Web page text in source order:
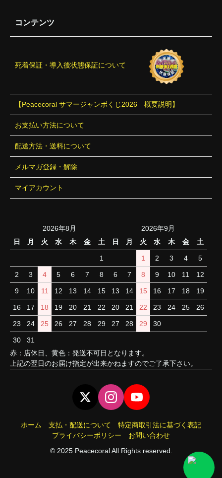
コンテンツ
死着保証・導入後状態保証について
【Peacecoral サマージャンボくじ2026 概要説明】
お支払い方法について
配送方法・送料について
メルマガ登録・解除
マイアカウント
2026年8月
日
月 火 水 木 金 土
1
2 3 4 5 6 7 8
9 10 11 12 13 14 15
16 17 18 19 20 21 22
23 24 25 26 27 28 29
30 31
2026年9月
日
月 火 水 木 金 土
1 2 3 4 5
6 7 8 9 10 11 12
13 14 15 16 17 18 19
20 21 22 23 24 25 26
27 28 29 30
赤：店休日、黄色：発送不可日となります。
上記の翌日のお届け指定が出来かねますのでご了承下さい。
ホーム 支払・配送について
特定商取引法に基づく表記
プライバシーポリシー
お問い合わせ
© 2025 Peacecoral All Rights reserved.